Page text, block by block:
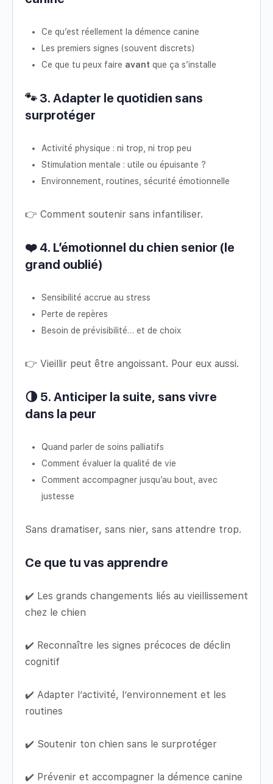
Ce qu’est réellement la démence canine
Les premiers signes (souvent discrets)
Ce que tu peux faire avant que ça s’installe
🐾 3. Adapter le quotidien sans
surprotéger
Activité physique : ni trop, ni trop peu
Stimulation mentale : utile ou épuisante ?
Environnement, routines, sécurité émotionnelle
👉 Comment soutenir sans infantiliser.
❤️ 4. L’émotionnel du chien senior (le
grand oublié)
Sensibilité accrue au stress
Perte de repères
Besoin de prévisibilité… et de choix
👉 Vieillir peut être angoissant. Pour eux aussi.
🌗 5. Anticiper la suite, sans vivre
dans la peur
Quand parler de soins palliatifs
Comment évaluer la qualité de vie
Comment accompagner jusqu’au bout, avec
justesse
Sans dramatiser, sans nier, sans attendre trop.
Ce que tu vas apprendre
✔️ Les grands changements liés au vieillissement
chez le chien
✔️ Reconnaître les signes précoces de déclin
cognitif
✔️ Adapter l’activité, l’environnement et les
routines
✔️ Soutenir ton chien sans le surprotéger
✔️ Prévenir et accompagner la démence canine